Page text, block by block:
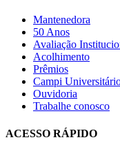
Mantenedora
50 Anos
Avaliação
Acolhimento
Prêmios
Campi
Ouvidoria
Trabalhe conosco
ACESSO RÁPIDO